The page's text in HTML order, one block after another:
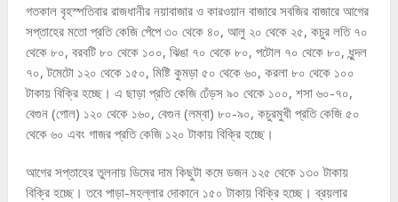
গতকাল বৃহস্পতিবার রাজধানীর নয়াবাজার ও কারওয়ান বাজারে সবজির বাজারে আগের
সপ্তাহের মতো প্রতি কেজি পেঁপে ৩০ থেকে ৪০, আলু ২০ থেকে ২৫, কচুর লতি ৭০
থেকে ৮০, বরবটি ৮০ থেকে ১০০, ঝিঙা ৭০ থেকে ৮০, পটোল ৭০ থেকে ৮০, ধুন্দল
৭০, টমেটো ১২০ থেকে ১৫০, মিষ্টি কুমড়া ৫০ থেকে ৬০, করলা ৮০ থেকে ১০০
টাকায় বিক্রি হচ্ছে। এ ছাড়া প্রতি কেজি ঢেঁড়স ৯০ থেকে ১০০, শসা ৬০-৭০,
বেগুন (গোল) ১২০ থেকে ১৬০, বেগুন (লম্বা) ৮০-৯০, কচুরমুখী প্রতি কেজি ৫০
থেকে ৬০ এবং গাজর প্রতি কেজি ১২০ টাকায় বিক্রি হচ্ছে।
আগের সপ্তাহের তুলনায় ডিমের দাম কিছুটা কমে ডজন ১২৫ থেকে ১৩০ টাকায়
বিক্রি হচ্ছে। তবে পাড়া-মহল্লার দোকানে ১৫০ টাকায় বিক্রি হচ্ছে। ব্রয়লার